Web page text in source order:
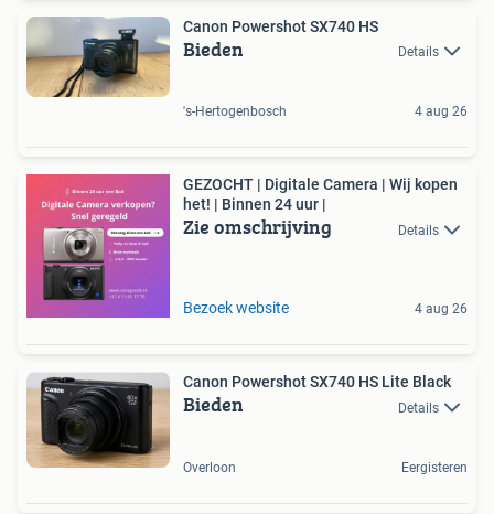
Canon Powershot SX740 HS
Bieden Details
's-Hertogenbosch 4 aug 26
GEZOCHT | Digitale Camera | Wij kopen
het! | Binnen 24 uur |
Zie omschrijving Details
Bezoek website 4 aug 26
Canon Powershot SX740 HS Lite Black
Bieden Details
Overloon Eergisteren